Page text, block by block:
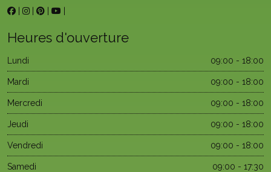
Heures d'ouverture
Lundi 09:00 - 18:00
Mardi 09:00 - 18:00
Mercredi 09:00 - 18:00
Jeudi 09:00 - 18:00
Vendredi 09:00 - 18:00
Samedi 09:00 - 17:30